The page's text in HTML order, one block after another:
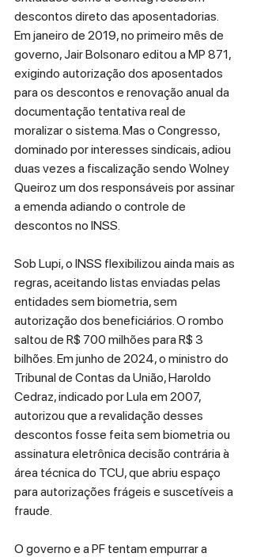
descontos direto das aposentadorias.
Em janeiro de 2019, no primeiro mês de
governo, Jair Bolsonaro editou a MP 871,
exigindo autorização dos aposentados
para os descontos e renovação anual da
documentação tentativa real de
moralizar o sistema. Mas o Congresso,
dominado por interesses sindicais, adiou
duas vezes a fiscalização sendo Wolney
Queiroz um dos responsáveis por assinar
a emenda adiando o controle de
descontos no INSS.
Sob Lupi, o INSS flexibilizou ainda mais as
regras, aceitando listas enviadas pelas
entidades sem biometria, sem
autorização dos beneficiários. O rombo
saltou de R$ 700 milhões para R$ 3
bilhões. Em junho de 2024, o ministro do
Tribunal de Contas da União, Haroldo
Cedraz, indicado por Lula em 2007,
autorizou que a revalidação desses
descontos fosse feita sem biometria ou
assinatura eletrônica decisão contrária à
área técnica do TCU, que abriu espaço
para autorizações frágeis e suscetíveis a
fraude.
O governo e a PF tentam empurrar a